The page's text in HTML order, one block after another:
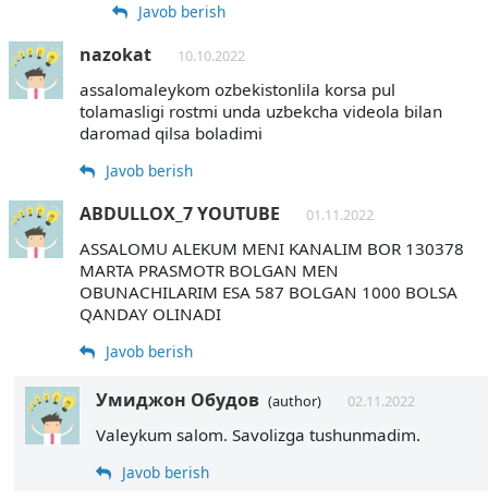
Javob berish
nazokat 10.10.2022
assalomaleykom ozbekistonlila korsa pul
tolamasligi rostmi unda uzbekcha videola bilan
daromad qilsa boladimi
Javob berish
ABDULLOX_7 YOUTUBE 01.11.2022
ASSALOMU ALEKUM MENI KANALIM BOR 130378
MARTA PRASMOTR BOLGAN MEN
OBUNACHILARIM ESA 587 BOLGAN 1000 BOLSA
QANDAY OLINADI
Javob berish
Умиджон Обудов (author) 02.11.2022
Valeykum salom. Savolizga tushunmadim.
Javob berish